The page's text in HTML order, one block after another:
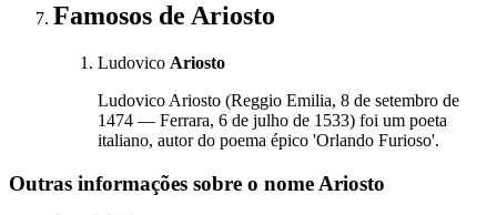
Famosos de Ariosto
Ludovico Ariosto
Ludovico Ariosto (Reggio Emilia, 8 de setembro de
1474 — Ferrara, 6 de julho de 1533) foi um poeta
italiano, autor do poema épico 'Orlando Furioso'.
Outras informações sobre o nome Ariosto